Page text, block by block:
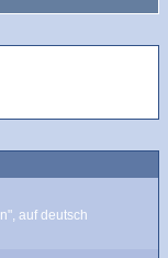
auf deutsch